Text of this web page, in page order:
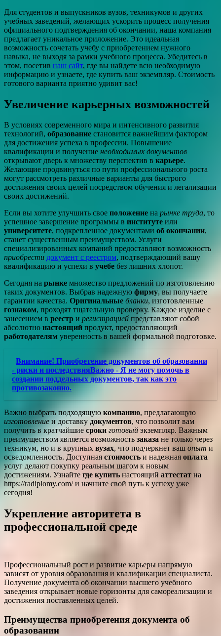
Для студентов и выпускников вузов, техникумов и других
учебных заведений, желающих ускорить процесс получения
официального подтверждения об окончании, наша компания
предлагает уникальное приложение. Это идеальная
возможность сочетать учебу с приобретением нужного
навыка, не выходя за рамки учебного процесса. Убедитесь в
этом, посетив наш сайт, где вы найдете всю необходимую
информацию и узнаете, где купить ваш экземпляр. Стоимость
готового варианта приятно удивит вас!
Увеличение карьерных возможностей
В условиях современного мира и интенсивного развития
технологий, образование становится важнейшим фактором
для достижения успеха в профессии. Повышение
квалификации и получение необходимых документов
открывают дверь к множеству перспектив в карьере.
Желающие продвинуться по пути профессионального роста
могут рассмотреть различные варианты для быстрого
достижения своих целей посредством обучения и легализации
своих достижений.
Если вы хотите улучшить свое положение на рынке труда, то
успешное завершение программы в институте или
университете, подкрепленное документами об окончании,
станет существенным преимуществом. Услуги
специализированных компаний предоставляют возможность
приобрести документ с реестром, подтверждающий вашу
квалификацию и успехи в учебе без лишних хлопот.
Сегодня на рынке множество предложений по изготовлению
таких документов. Выбрав надежную фирму, вы получаете
гарантии качества. Оригинальные бланки, изготовленные
гознаком, проходят тщательную проверку. Каждое изделие с
занесением в реестр и регистрацией представляют собой
абсолютно настоящий продукт, предоставляющий
работодателям уверенность в вашей формальной подготовке.
Внимание! Приобретение документов об образовании
- риски и последствияВажно - Я не могу помочь в
создании поддельных документов, так как это
противозаконно.
Важно выбрать подходящую компанию, предлагающую
изготовлениеи доставку документов, что позволит вам
получить в кратчайшие сроки готовый экземпляр. Важным
преимуществом является возможность заказа не только через
техникум, но и в крупных вузах, что подчеркнет ваш опыт и
осведомленность. Доступная стоимость и надежная оплата
услуг делают покупку реальным шагом к новым
достижениям. Узнайте где купить настоящий аттестат на
https://radiplomy.com/ и начните свой путь к успеху уже
сегодня!
Укрепление авторитета в
профессиональной среде
Профессиональный рост и развитие карьеры напрямую
зависят от уровня образования и квалификации специалиста.
Получение документа об окончании высшего учебного
заведения открывает новые горизонты для самореализации и
достижения поставленных целей.
Преимущества приобретения документа об
образовании